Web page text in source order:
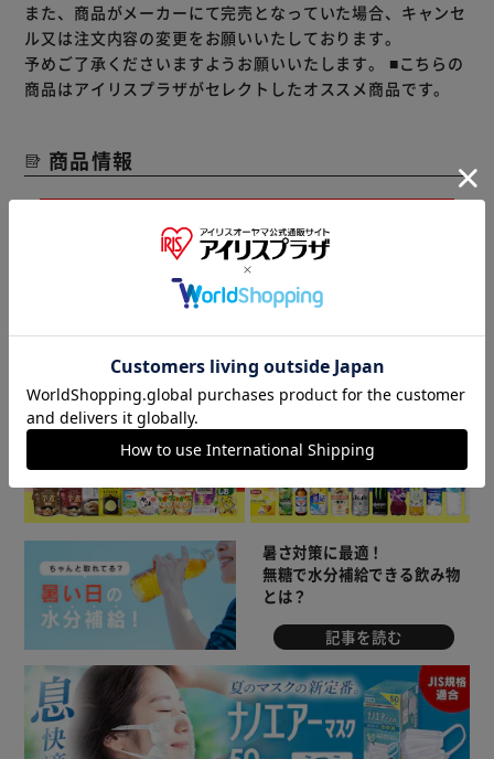
■沖縄県と一部地域（離島含む）への配送はお受け出来かね
ます。予めご了承ください。
■２０歳未満の方の飲酒は法律で禁止されています。当店で
また、商品がメーカーにて完売となっていた場合、キャンセ
ル又は注文内容の変更をお願いいたしております。
予めご了承くださいますようお願いいたします。 ■こちらの
商品はアイリスプラザがセレクトしたオススメ商品です。
商品情報
20歳未満の飲酒は法律で禁止されています。
20歳以上であることを確認できない場合、酒類を販
飲酒運転は法律で禁止されています。
▼ 食品・飲料おすすめ ▼
暑さ対策に最適！
無糖で水分補給できる飲み物
とは？
記事を読む